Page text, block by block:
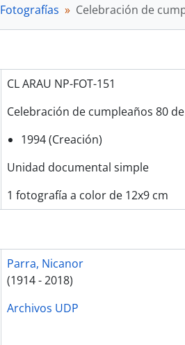
Fotografías Celebración de
CL ARAU NP-FOT-151
Celebración de cumpleaños 80
1994 (Creación)
Unidad documental simple
1 fotografía a color de 12x9 cm
Parra, Nicanor
(1914 - 2018)
Archivos UDP